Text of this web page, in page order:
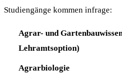
Studiengänge kommen infrage:
Agrar- und
Lehramtsoption)
Agrarbiologie